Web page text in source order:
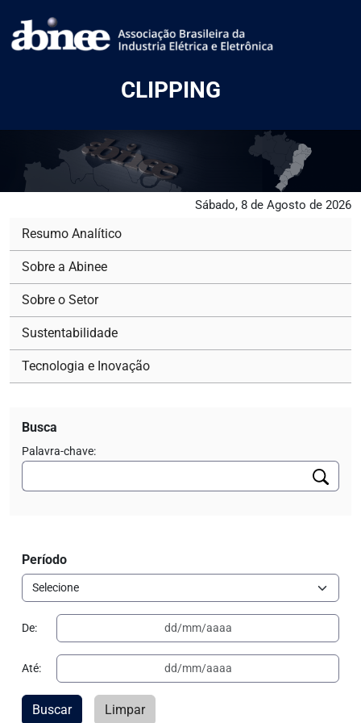
CLIPPING
Sábado, 8 de Agosto de 2026
Resumo Analítico
Sobre a Abinee
Sobre o Setor
Sustentabilidade
Tecnologia e Inovação
Busca
Palavra-chave:
Período
De:
Até:
Buscar Limpar